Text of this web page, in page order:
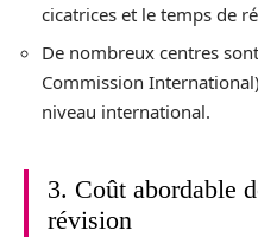
cicatrices et le temps de
De nombreux centres
Commission
niveau international.
3. Coût abordable
révision